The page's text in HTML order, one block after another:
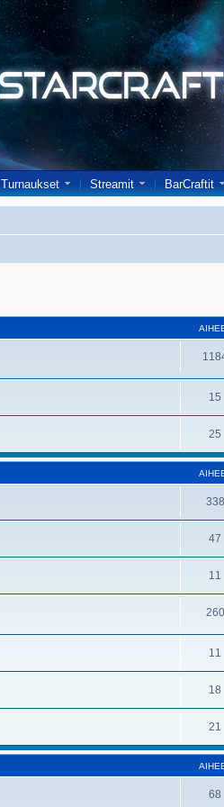
Turnaukset Streamit BarCraftit
15
25
338
47
11
260
11
18
21
68